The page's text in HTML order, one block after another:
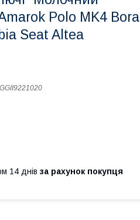
Polo MK4 Bora
Seat Altea
14 днів за рахунок покупця